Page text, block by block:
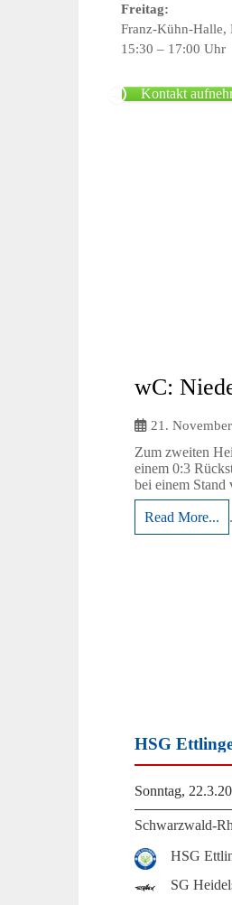
Freitag:
Franz-Kühn-Halle,
15:30 – 17:00 Uhr
Kontakt
wC:
21.
Zum zweiten
einem 0:3
bei einem Stand
Read More...
HSG
Sonntag,
Schwarzwald-
HSG
SG